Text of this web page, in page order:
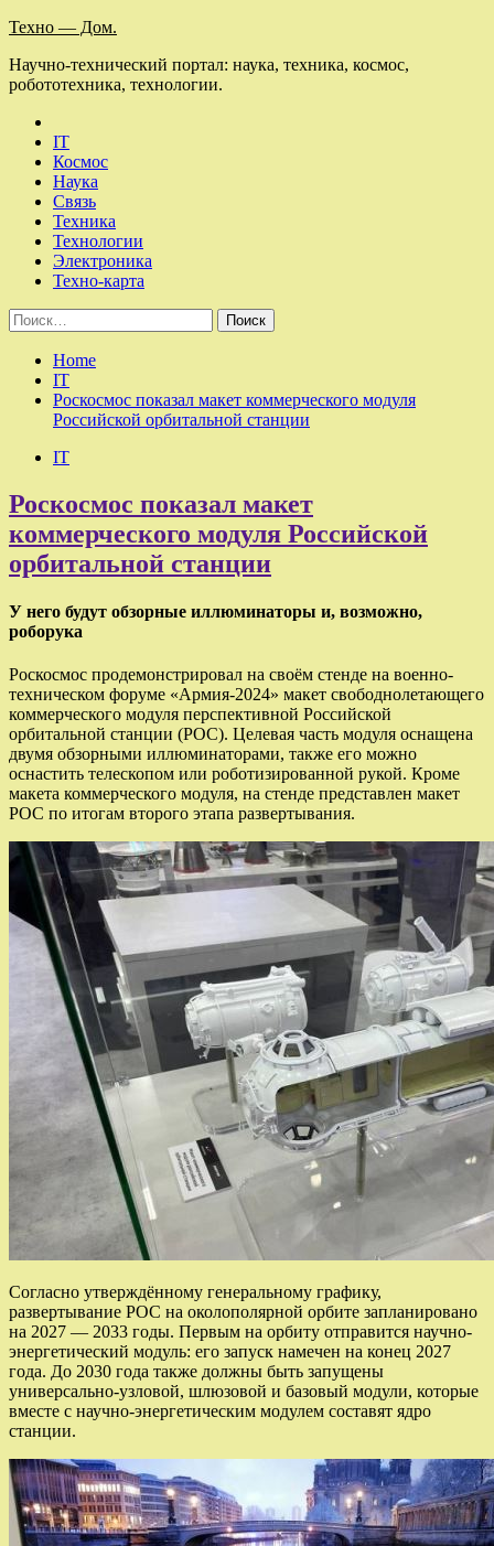
Skip
content
Техно — Дом.
Научно-технический портал: наука, техника, космос,
робототехника, технологии.
IT
Космос
Наука
Связь
Техника
Технологии
Электроника
Техно-карта
Найти:
Home
IT
Роскосмос показал макет коммерческого модуля
Российской орбитальной станции
IT
Роскосмос показал макет
коммерческого модуля Российской
орбитальной станции
У него будут обзорные иллюминаторы и, возможно,
роборука
Роскосмос продемонстрировал на своём стенде на военно-
техническом форуме «Армия-2024» макет свободнолетающего
коммерческого модуля перспективной Российской
орбитальной станции (РОС). Целевая часть модуля оснащена
двумя обзорными иллюминаторами, также его можно
оснастить телескопом или роботизированной рукой. Кроме
макета коммерческого модуля, на стенде представлен макет
РОС по итогам второго этапа развертывания.
Согласно утверждённому генеральному графику,
развертывание РОС на околополярной орбите запланировано
на 2027 — 2033 годы. Первым на орбиту отправится научно-
энергетический модуль: его запуск намечен на конец 2027
года. До 2030 года также должны быть запущены
универсально-узловой, шлюзовой и базовый модули, которые
вместе с научно-энергетическим модулем составят ядро
станции.